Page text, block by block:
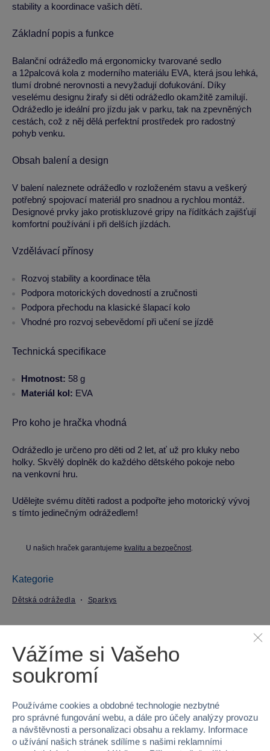
stability a koordinace vašich dětí.
Základní popis a funkce
Balanční odrážedlo má ergonomicky tvarované sedlo
a 12palcová kola z moderního materiálu EVA, která jsou lehká,
tlumí drobné nerovnosti a nevyžadují dofukování. Díky
veselému designu žirafy si děti odrážedlo okamžitě zamilují.
Odrážedlo je ideální pro jízdu jak v parku, tak na zpevněných
cestách, což z něj dělá perfektní prostředek pro radostný
pohyb venku.
Obsah balení a design
V balení naleznete odrážedlo v rozloženém stavu a veškerý
potřebný spojovací materiál pro snadnou a rychlou montáž.
Designové prvky jako protiskluzové gripy na řídítkách zajišťují
komfortní používání i při delších jízdách.
Vzdělávací přínosy
Rozvoj stability a koordinace těla
Podpora motorických dovedností a zručnosti
Podpora přechodu na klasické šlapací kolo
Vhodné pro rozvoj sebevědomí při učení se jízdě
Technická specifikace
Hmotnost: 58 g
Materiál kol: EVA
Pro koho je hračka vhodná
Odrážedlo je určeno pro děti od 2 let, ať už pro kluky nebo
holky. Skvělý doplněk do každého dětského pokoje nebo
na venkovní hru.
Udělejte svému dítěti radost a podpořte jeho motorický vývoj
s tímto jedinečným odrážedlem!
U našich hraček garantujeme kvalitu a bezpečnost.
Kategorie
Dětská odrážedla Sparkys
Značka Sparkys
Věk od 2
Vážíme si Vašeho
soukromí
Používáme cookies a obdobné technologie nezbytné
pro správné fungování webu, a dále pro účely analýzy provozu
a návštěvnosti a personalizaci obsahu a reklamy. Informace
o užívání našich stránek sdílíme s našimi reklamními